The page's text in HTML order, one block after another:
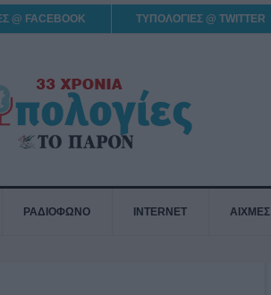
@ FACEBOOK ΤΥΠΟΛΟΓΙΕΣ @ TWITTER
ΡΑΔΙΟΦΩΝΟ INTERNET ΑΙΧΜΕΣ